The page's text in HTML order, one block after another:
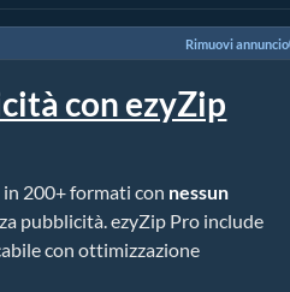
Rimuovi annuncio
con ezyZip
200+ formati con nessun
pubblicità. ezyZip Pro include
con ottimizzazione